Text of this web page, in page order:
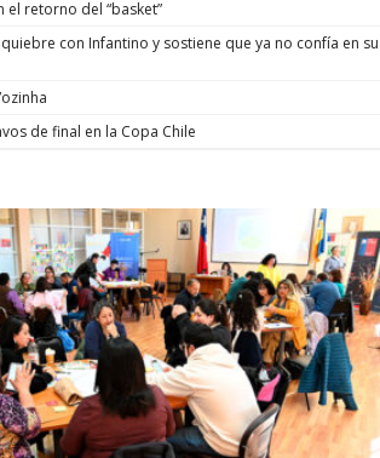
el retorno del “basket”
con Infantino y sostiene que ya no confía en su
de final en la Copa Chile